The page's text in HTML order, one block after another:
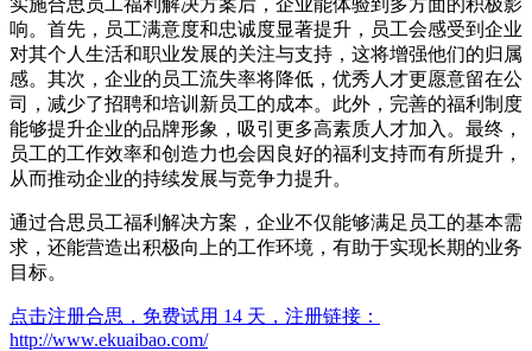
响。首先，员工满意度和忠诚度显著提升，员工会感受到企业
对其个人生活和职业发展的关注与支持，这将增强他们的归属
感。其次，企业的员工流失率将降低，优秀人才更愿意留在公
司，减少了招聘和培训新员工的成本。此外，完善的福利制度
能够提升企业的品牌形象，吸引更多高素质人才加入。最终，
员工的工作效率和创造力也会因良好的福利支持而有所提升，
从而推动企业的持续发展与竞争力提升。
通过合思员工福利解决方案，企业不仅能够满足员工的基本需
求，还能营造出积极向上的工作环境，有助于实现长期的业务
目标。
点击注册合思，免费试用 14 天，注册链接：
http://www.ekuaibao.com/